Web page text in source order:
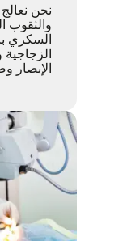
نحن
والثقوب
السكري
الإبصار